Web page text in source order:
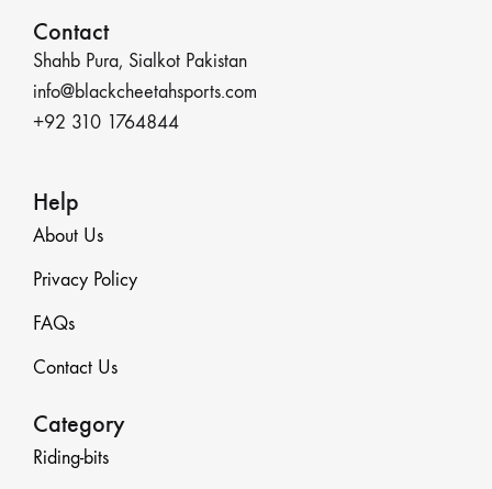
Contact
Shahb Pura, Sialkot Pakistan
info@blackcheetahsports.com
+92 310 1764844
Help
About Us
Privacy Policy
FAQs
Contact Us
Category
Riding-bits